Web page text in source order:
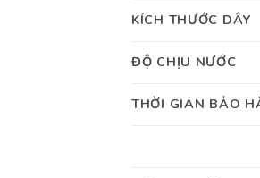
KÍCH THƯỚC DÂY
ĐỘ CHỊU NƯỚC
THỜI GIAN BẢO